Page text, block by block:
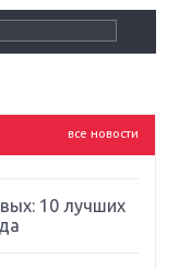
все новости
ругать
10 лучших